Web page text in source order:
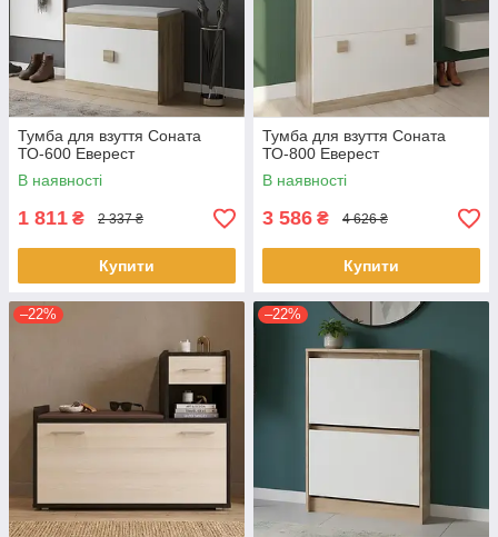
Тумба для взуття Соната
ТО-600 Еверест
В наявності
1 811 ₴ 2 337 ₴
Купити
Тумба для взуття Соната
ТО-800 Еверест
В наявності
3 586 ₴ 4 626 ₴
Купити
–22% –22%